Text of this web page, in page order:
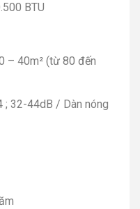
BTU
– 40m² (từ 80 đến
; 32-44dB / Dàn nóng